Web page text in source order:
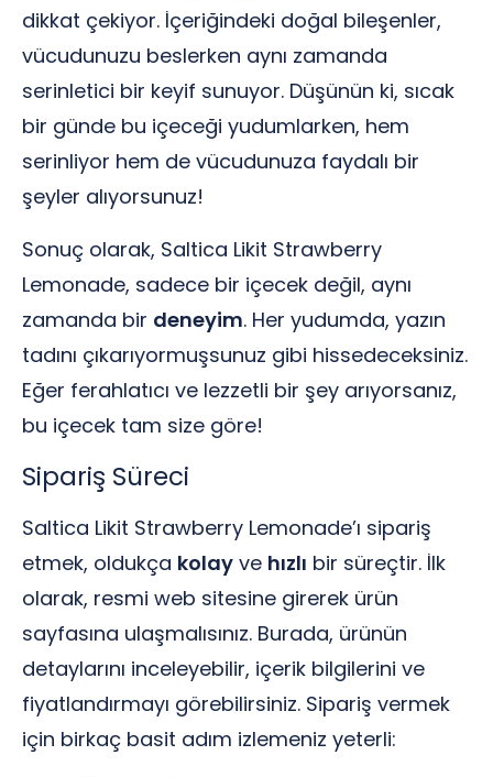
dikkat çekiyor. İçeriğindeki doğal bileşenler,
vücudunuzu beslerken aynı zamanda
serinletici bir keyif sunuyor. Düşünün ki, sıcak
bir günde bu içeceği yudumlarken, hem
serinliyor hem de vücudunuza faydalı bir
şeyler alıyorsunuz!
Sonuç olarak, Saltica Likit Strawberry
Lemonade, sadece bir içecek değil, aynı
zamanda bir deneyim. Her yudumda, yazın
tadını çıkarıyormuşsunuz gibi hissedeceksiniz.
Eğer ferahlatıcı ve lezzetli bir şey arıyorsanız,
bu içecek tam size göre!
Sipariş Süreci
Saltica Likit Strawberry Lemonade’ı sipariş
etmek, oldukça kolay ve hızlı bir süreçtir. İlk
olarak, resmi web sitesine girerek ürün
sayfasına ulaşmalısınız. Burada, ürünün
detaylarını inceleyebilir, içerik bilgilerini ve
fiyatlandırmayı görebilirsiniz. Sipariş vermek
için birkaç basit adım izlemeniz yeterli: